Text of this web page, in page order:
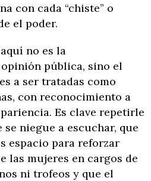
con cada “chiste” o
el poder.
no es la
pública, sino el
a ser tratadas como
con reconocimiento a
Es clave repetirle
niegue a escuchar, que
espacio para reforzar
las mujeres en cargos de
ni trofeos y que el